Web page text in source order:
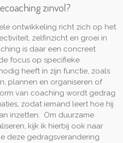
zinvol?
ontwikkeling richt zich op het
zelfinzicht en groei in
is daar een concreet
focus op specifieke
heeft in zijn functie, zoals
plannen en organiseren of
van coaching wordt gedrag
zodat iemand leert hoe hij
inzetten. Om duurzame
kijk ik hierbij ook naar
deze gedragsverandering